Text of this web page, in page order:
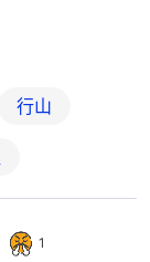
行山
1